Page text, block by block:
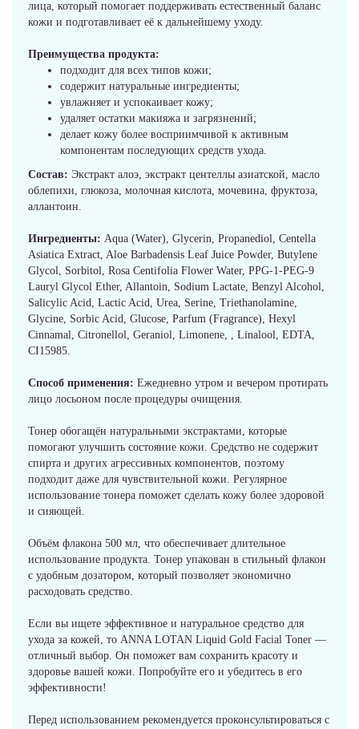
лица, который помогает поддерживать естественный баланс
кожи и подготавливает её к дальнейшему уходу.
Преимущества продукта:
подходит для всех типов кожи;
содержит натуральные ингредиенты;
увлажняет и успокаивает кожу;
удаляет остатки макияжа и загрязнений;
делает кожу более восприимчивой к активным
компонентам последующих средств ухода.
Состав: Экстракт алоэ, экстракт центеллы азиатской, масло
облепихи, глюкоза, молочная кислота, мочевина, фруктоза,
аллантоин.
Ингредиенты: Aqua (Water), Glycerin, Propanediol, Centella
Asiatica Extract, Aloe Barbadensis Leaf Juice Powder, Butylene
Glycol, Sorbitol, Rosa Centifolia Flower Water, PPG-1-PEG-9
Lauryl Glycol Ether, Allantoin, Sodium Lactate, Benzyl Alcohol,
Salicylic Acid, Lactic Acid, Urea, Serine, Triethanolamine,
Glycine, Sorbic Acid, Glucose, Parfum (Fragrance), Hexyl
Cinnamal, Citronellol, Geraniol, Limonene, , Linalool, EDTA,
CI15985.
Способ применения: Ежедневно утром и вечером протирать
лицо лосьоном после процедуры очищения.
Тонер обогащён натуральными экстрактами, которые
помогают улучшить состояние кожи. Средство не содержит
спирта и других агрессивных компонентов, поэтому
подходит даже для чувствительной кожи. Регулярное
использование тонера поможет сделать кожу более здоровой
и сияющей.
Объём флакона 500 мл, что обеспечивает длительное
использование продукта. Тонер упакован в стильный флакон
с удобным дозатором, который позволяет экономично
расходовать средство.
Если вы ищете эффективное и натуральное средство для
ухода за кожей, то ANNA LOTAN Liquid Gold Facial Toner —
отличный выбор. Он поможет вам сохранить красоту и
здоровье вашей кожи. Попробуйте его и убедитесь в его
эффективности!
Перед использованием рекомендуется проконсультироваться с